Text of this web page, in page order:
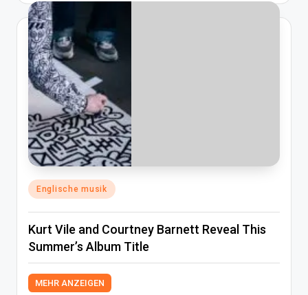
Posted
in
Englische musik
Kurt Vile and Courtney Barnett Reveal This
Summer’s Album Title
MEHR ANZEIGEN